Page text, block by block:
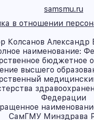
samsmu.ru
в отношении
Колсанов Александр
наименование:
бюджетное
высшего
Федерации
СамГМУ Минздрава